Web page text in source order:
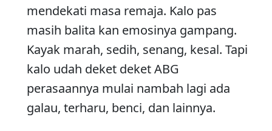
mendekati masa remaja. Kalo pas
masih balita kan emosinya gampang.
Kayak marah, sedih, senang, kesal. Tapi
kalo udah deket deket ABG
perasaannya mulai nambah lagi ada
galau, terharu, benci, dan lainnya.